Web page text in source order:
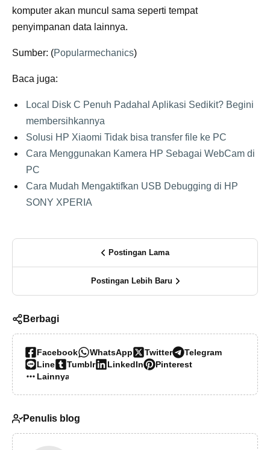
komputer akan muncul sama seperti tempat
penyimpanan data lainnya.
Sumber: (Popularmechanics)
Baca juga:
Local Disk C Penuh Padahal Aplikasi Sedikit? Begini
membersihkannya
Solusi HP Xiaomi Tidak bisa transfer file ke PC
Cara Menggunakan Kamera HP Sebagai WebCam di
PC
Cara Mudah Mengaktifkan USB Debugging di HP
SONY XPERIA
Postingan Lama
Postingan Lebih Baru
Berbagi
Facebook WhatsApp Twitter
Telegram
Line
Tumblr LinkedIn
Pinterest
Lainnya…
Penulis blog